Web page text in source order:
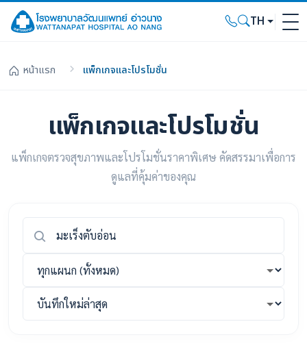
TH
หน้าแรก แพ็กเกจและโปรโมชั่น
แพ็กเกจและโปรโมชั่น
แพ็กเกจตรวจสุขภาพและโปรโมชั่นราคาพิเศษ คัดสรรมาเพื่อการ
ดูแลที่คุ้มค่าของคุณ